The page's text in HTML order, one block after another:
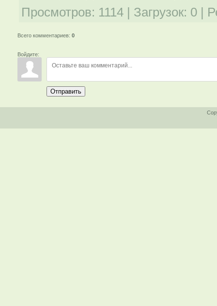
Просмотров: 1114 | Загрузок: 0 |
Всего комментариев:0
Войдите:
Отправить